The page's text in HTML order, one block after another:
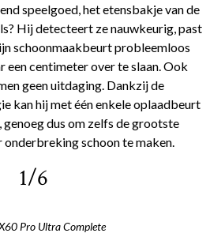
speelgoed, het etensbakje van de
Hij detecteert ze nauwkeurig, past
schoonmaakbeurt probleemloos
een centimeter over te slaan. Ook
geen uitdaging. Dankzij de
kan hij met één enkele oplaadbeurt
genoeg dus om zelfs de grootste
schoon te maken.
1/6
Pro Ultra Complete